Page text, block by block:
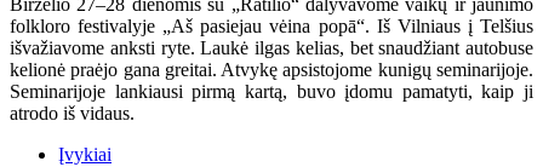
Birželio 27–28 dienomis su „Ratilio“ dalyvavome vaikų ir jaunimo
folkloro festivalyje „Aš pasiejau vėina popā“. Iš Vilniaus į Telšius
išvažiavome anksti ryte. Laukė ilgas kelias, bet snaudžiant autobuse
kelionė praėjo gana greitai. Atvykę apsistojome kunigų seminarijoje.
Seminarijoje lankiausi pirmą kartą, buvo įdomu pamatyti, kaip ji
atrodo iš vidaus.
Įvykiai